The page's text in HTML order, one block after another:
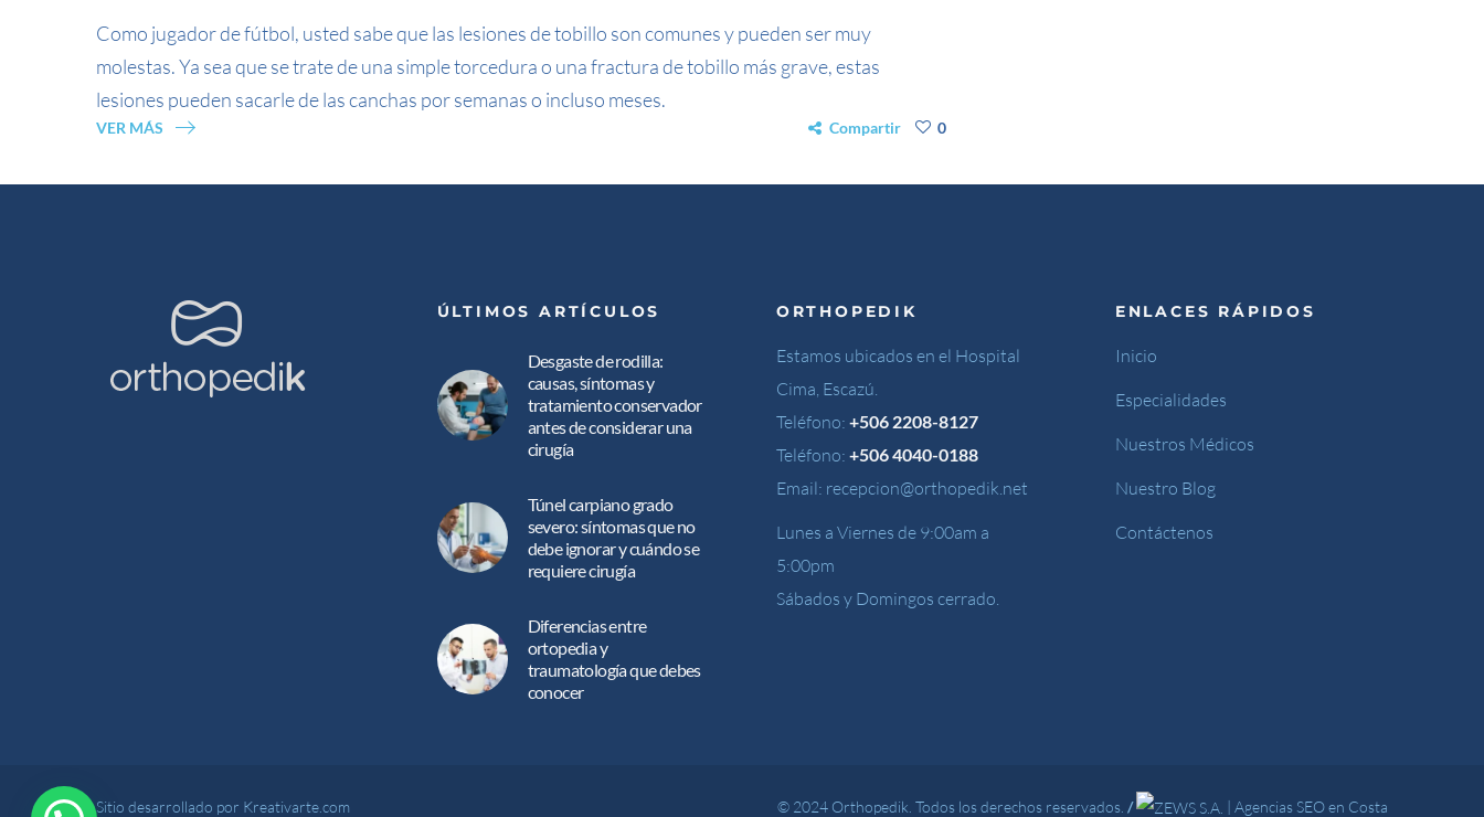
Como jugador de fútbol, usted sabe que las lesiones de tobillo son comunes y pueden ser muy
molestas. Ya sea que se trate de una simple torcedura o una fractura de tobillo más grave, estas
lesiones pueden sacarle de las canchas por semanas o incluso meses.
VER MÁS Compartir 0
ÚLTIMOS ARTÍCULOS
Desgaste de rodilla:
causas, síntomas y
tratamiento conservador
antes de considerar una
cirugía
Túnel carpiano grado
severo: síntomas que no
debe ignorar y cuándo se
requiere cirugía
Diferencias entre
ortopedia y
traumatología que debes
conocer
ORTHOPEDIK
Estamos ubicados en el Hospital
Cima, Escazú.
Teléfono: +506 2208-8127
Teléfono: +506 4040-0188
Email: recepcion@orthopedik.net
Lunes a Viernes de 9:00am a
5:00pm
Sábados y Domingos cerrado.
ENLACES RÁPIDOS
Inicio
Especialidades
Nuestros Médicos
Nuestro Blog
Contáctenos
Sitio desarrollado por Kreativarte.com © 2024 Orthopedik. Todos los derechos reservados. / | Agencias SEO en Costa